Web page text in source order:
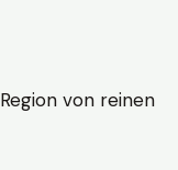
von reinen